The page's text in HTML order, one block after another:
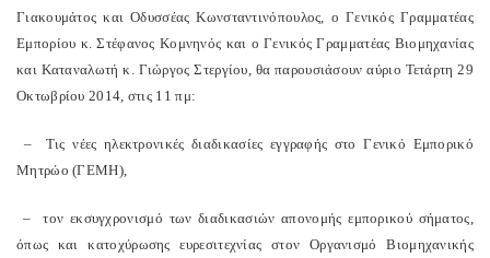
Γιακουμάτος και Οδυσσέας Κωνσταντινόπουλος, ο Γενικός Γραμματέας
Εμπορίου κ. Στέφανος Κομνηνός και ο Γενικός Γραμματέας Βιομηχανίας
και Καταναλωτή κ. Γιώργος Στεργίου, θα παρουσιάσουν αύριο Τετάρτη 29
Οκτωβρίου 2014, στις 11 πμ:
– Τις νέες ηλεκτρονικές διαδικασίες εγγραφής στο Γενικό Εμπορικό
Μητρώο (ΓΕΜΗ),
– τον εκσυγχρονισμό των διαδικασιών απονομής εμπορικού σήματος,
όπως και κατοχύρωσης ευρεσιτεχνίας στον Οργανισμό Βιομηχανικής